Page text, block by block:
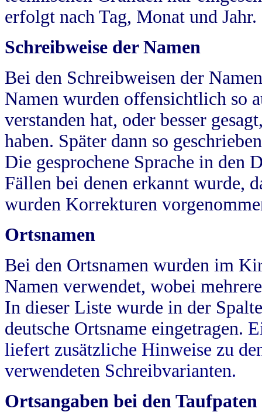
erfolgt nach Tag, Monat und Jahr.
Schreibweise der Namen
Bei den Schreibweisen der
Namen wurden offensichtlich so
verstanden hat, oder besser
haben. Später dann so
Die gesprochene Sprache in
Fällen bei denen erkannt wurde,
wurden Korrekturen
Ortsnamen
Bei den Ortsnamen wurden im
Namen verwendet, wobei
In dieser Liste wurde in der
deutsche Ortsname eingetragen.
liefert zusätzliche Hinweise zu
verwendeten Schreibvarianten.
Ortsangaben bei den Taufpaten